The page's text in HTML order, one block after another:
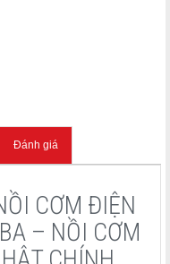
Đánh giá
CƠM ĐIỆN
– NỒI CƠM